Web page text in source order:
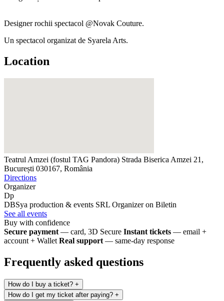
Designer rochii spectacol @Novak Couture.
Un spectacol organizat de Syarela Arts.
Location
Teatrul Amzei (fostul TAG Pandora) Strada Biserica Amzei 21,
București 030167, România
Directions
Organizer
Dp
DBSya production & events SRL Organizer on Biletin
See all events
Buy with confidence
Secure payment — card, 3D Secure Instant tickets — email +
account + Wallet Real support — same-day response
Frequently asked questions
How do I buy a ticket? +
How do I get my ticket after paying? +